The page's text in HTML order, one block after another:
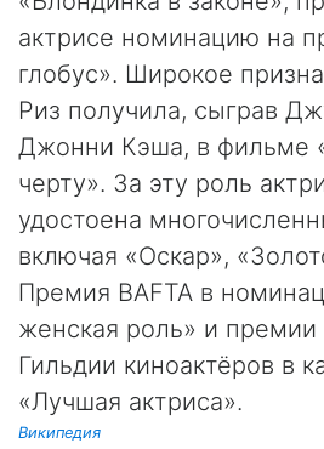
актрисе номинацию на
глобус». Широкое
Риз получила, сыграв
Джонни Кэша, в фильме
черту». За эту роль
удостоена
включая «Оскар»,
Премия BAFTA в
женская роль» и
Гильдии киноактёров в
«Лучшая актриса».
Википедия